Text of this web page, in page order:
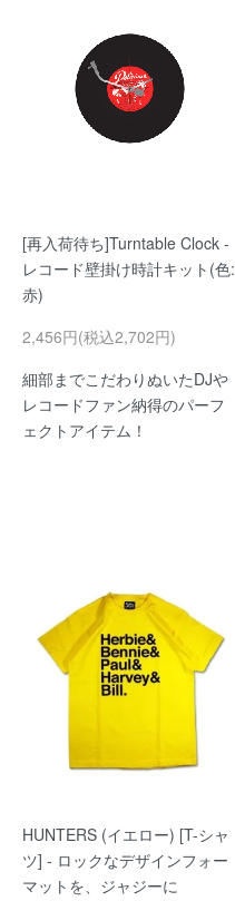
[再入荷待ち]Turntable Clock -
レコード壁掛け時計キット(色:
赤)
2,456円(税込2,702円)
細部までこだわりぬいたDJや
レコードファン納得のパーフ
ェクトアイテム！
HUNTERS (イエロー) [T-シャ
ツ] - ロックなデザインフォー
マットを、ジャジーに